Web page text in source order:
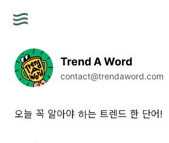
Trend A Word
contact@trendaword.com
오늘 꼭 알아야 하는 트렌드 한 단어!